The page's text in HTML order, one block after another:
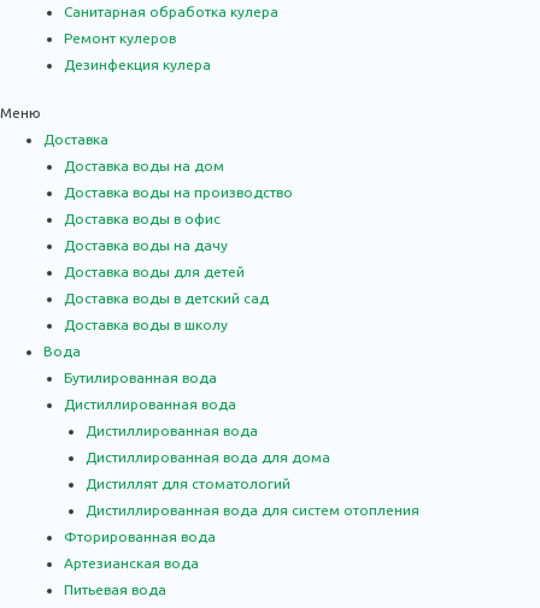
Санитарная обработка кулера
Ремонт кулеров
Дезинфекция кулера
Меню
Доставка
Доставка воды на дом
Доставка воды на производство
Доставка воды в офис
Доставка воды на дачу
Доставка воды для детей
Доставка воды в детский сад
Доставка воды в школу
Вода
Бутилированная вода
Дистиллированная вода
Дистиллированная вода
Дистиллированная вода для дома
Дистиллят для стоматологий
Дистиллированная вода для систем отопления
Фторированная вода
Артезианская вода
Питьевая вода